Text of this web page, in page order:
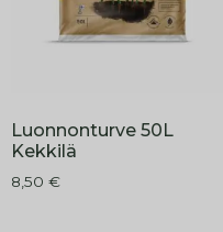
Luonnonturve 50L
Kekkilä
8,50 €